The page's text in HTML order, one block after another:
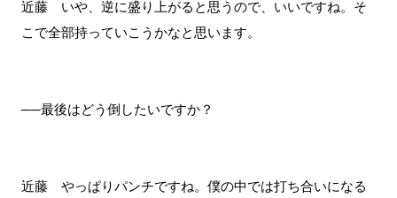
近藤 いや、逆に盛り上がると思うので、いいですね。そ
こで全部持っていこうかなと思います。
──最後はどう倒したいですか？
近藤 やっぱりパンチですね。僕の中では打ち合いになる